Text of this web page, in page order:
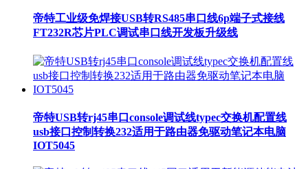
帝特工业级免焊接USB转RS485串口线6p端子式接线
FT232R芯片PLC调试串口线开发板升级线
帝特USB转rj45串口console调试线typec交换机配置线
usb接口控制转换232适用于路由器免驱动笔记本电脑
IOT5045